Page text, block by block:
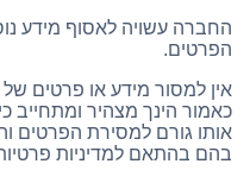
החברה עשויה לאסוף מידע
הפרטים.
אין למסור מידע או פרטים
כאמור הינך מצהיר
אותו גורם למסירת הפרטים
בהם בהתאם למדיניות פרטיות